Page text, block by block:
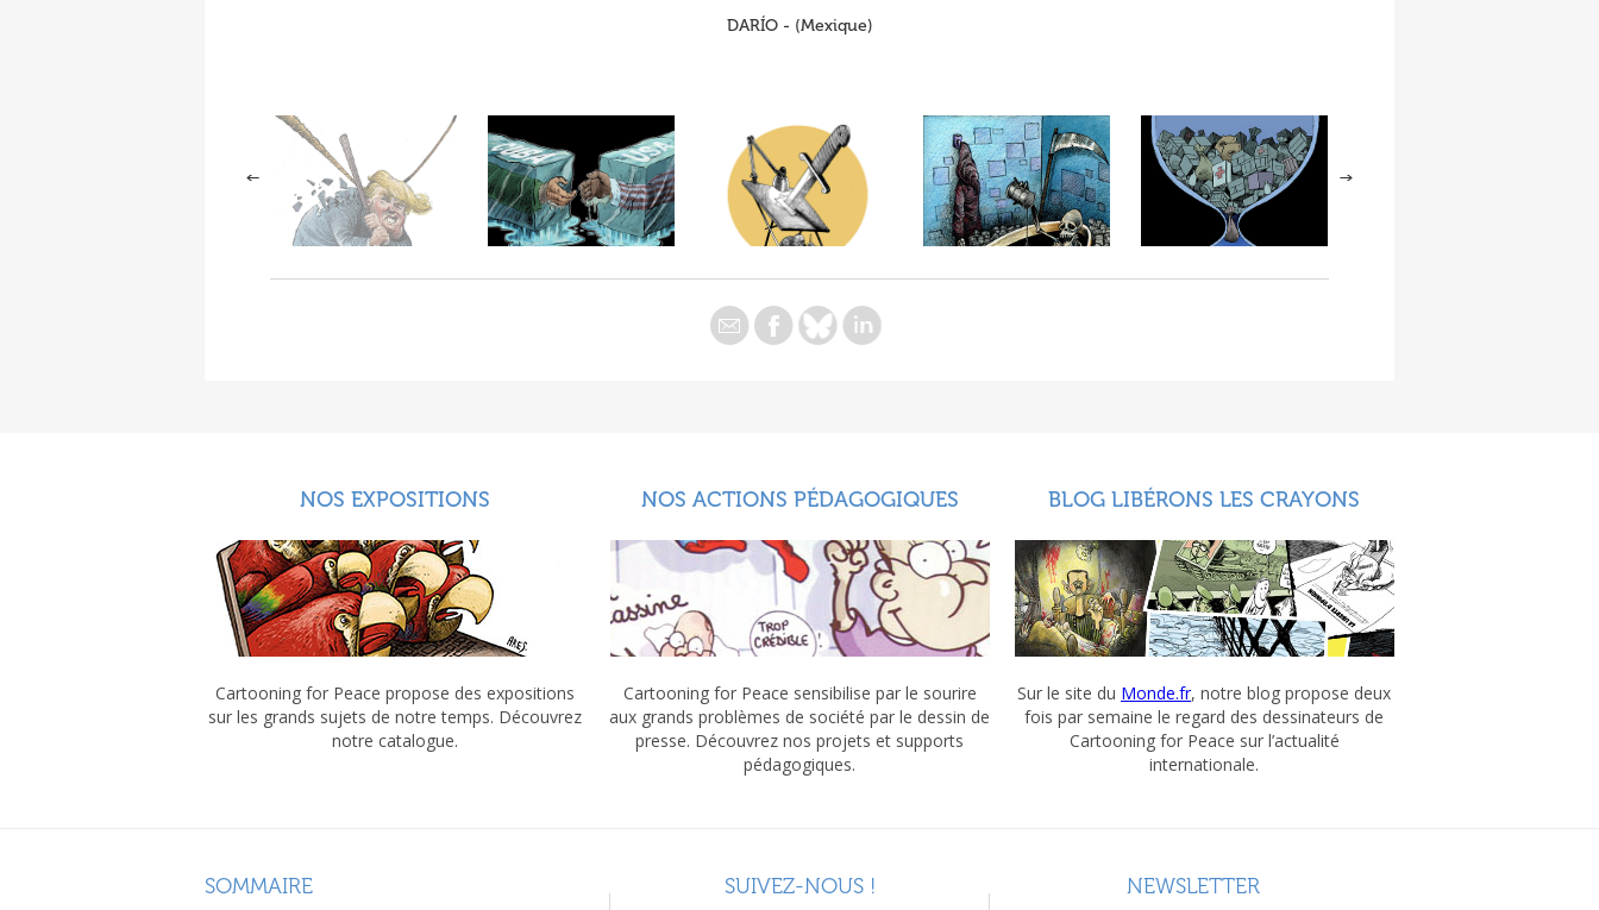
DARÍO - (Mexique)
NOS EXPOSITIONS
Cartooning for Peace propose des expositions
sur les grands sujets de notre temps. Découvrez
notre catalogue.
NOS ACTIONS PÉDAGOGIQUES
Cartooning for Peace sensibilise par le sourire
aux grands problèmes de société par le dessin de
presse. Découvrez nos projets et supports
pédagogiques.
BLOG LIBÉRONS LES CRAYONS
Sur le site du Monde.fr, notre blog propose deux
fois par semaine le regard des dessinateurs de
Cartooning for Peace sur l’actualité
internationale.
SOMMAIRE SUIVEZ-NOUS ! NEWSLETTER